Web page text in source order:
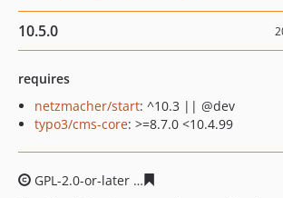
10.5.0
requires
netzmacher/start: ^10.3 || @dev
typo3/cms-core: >=8.7.0 <10.4.99
GPL-2.0-or-later